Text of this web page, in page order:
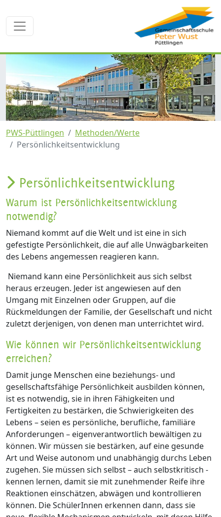
PWS-Püttlingen
Methoden/Werte
Persönlichkeitsentwicklung
Persönlichkeitsentwicklung
Warum ist Persönlichkeitsentwicklung
notwendig?
Niemand kommt auf die Welt und ist eine in sich
gefestigte Persönlichkeit, die auf alle Unwägbarkeiten
des Lebens angemessen reagieren kann.
Niemand kann eine Persönlichkeit aus sich selbst
heraus erzeugen. Jeder ist angewiesen auf den
Umgang mit Einzelnen oder Gruppen, auf die
Rückmeldungen der Familie, der Gesellschaft und nicht
zuletzt derjenigen, von denen man unterrichtet wird.
Wie können wir Persönlichkeitsentwicklung
erreichen?
Damit junge Menschen eine beziehungs- und
gesellschaftsfähige Persönlichkeit ausbilden können,
ist es notwendig, sie in ihren Fähigkeiten und
Fertigkeiten zu bestärken, die Schwierigkeiten des
Lebens – seien es persönliche, berufliche, familiäre
Anforderungen – eigenverantwortlich bewältigen zu
können. Wir müssen sie bestärken, auf eine gesunde
Art und Weise autonom und unabhängig durchs Leben
zugehen. Sie müssen sich selbst – auch selbstkritisch -
kennen lernen, damit sie mit zunehmender Reife ihre
Reaktionen einschätzen, abwägen und kontrollieren
können. Die SchülerInnen erkennen dann, dass sie